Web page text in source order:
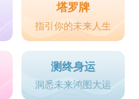
塔罗牌
指引你的未来人生
测终身运
洞悉未来鸿图大运